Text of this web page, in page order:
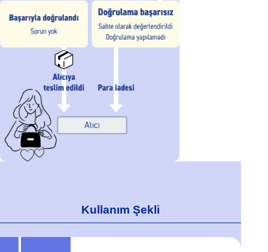
Kullanım Şekli